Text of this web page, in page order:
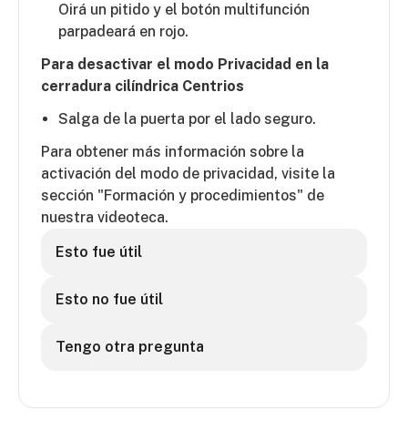
Oirá un pitido y el botón multifunción
parpadeará en rojo.
Para desactivar el modo Privacidad en la
cerradura cilíndrica Centrios
Salga de la puerta por el lado seguro.
Para obtener más información sobre la
activación del modo de privacidad, visite la
sección "Formación y procedimientos" de
nuestra videoteca.
Esto fue útil
Esto no fue útil
Tengo otra pregunta